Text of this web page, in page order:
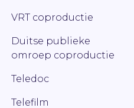
VRT coproductie
Duitse publieke
omroep coproductie
Teledoc
Telefilm